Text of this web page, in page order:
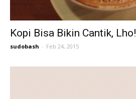
Kopi Bisa Bikin Cantik, Lho!
sudobash - Feb 24, 2015